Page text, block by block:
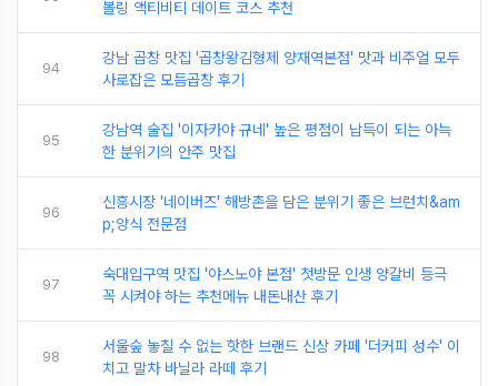
볼링 액티비티 데이트 코스 추천
94
강남 곱창 맛집 '곱창왕김형제 양재역본점' 맛과 비주얼 모두
사로잡은 모듬곱창 후기
95
강남역 술집 '이자카야 규네' 높은 평점이 납득이 되는 아늑
한 분위기의 안주 맛집
96
신흥시장 '네이버즈' 해방촌을 담은 분위기 좋은 브런치&am
p;양식 전문점
97
숙대입구역 맛집 '야스노야 본점' 첫방문 인생 양갈비 등극
꼭 시켜야 하는 추천메뉴 내돈내산 후기
98
서울숲 놓칠 수 없는 핫한 브랜드 신상 카페 '더커피 성수' 이
치고 말차 바닐라 라떼 후기